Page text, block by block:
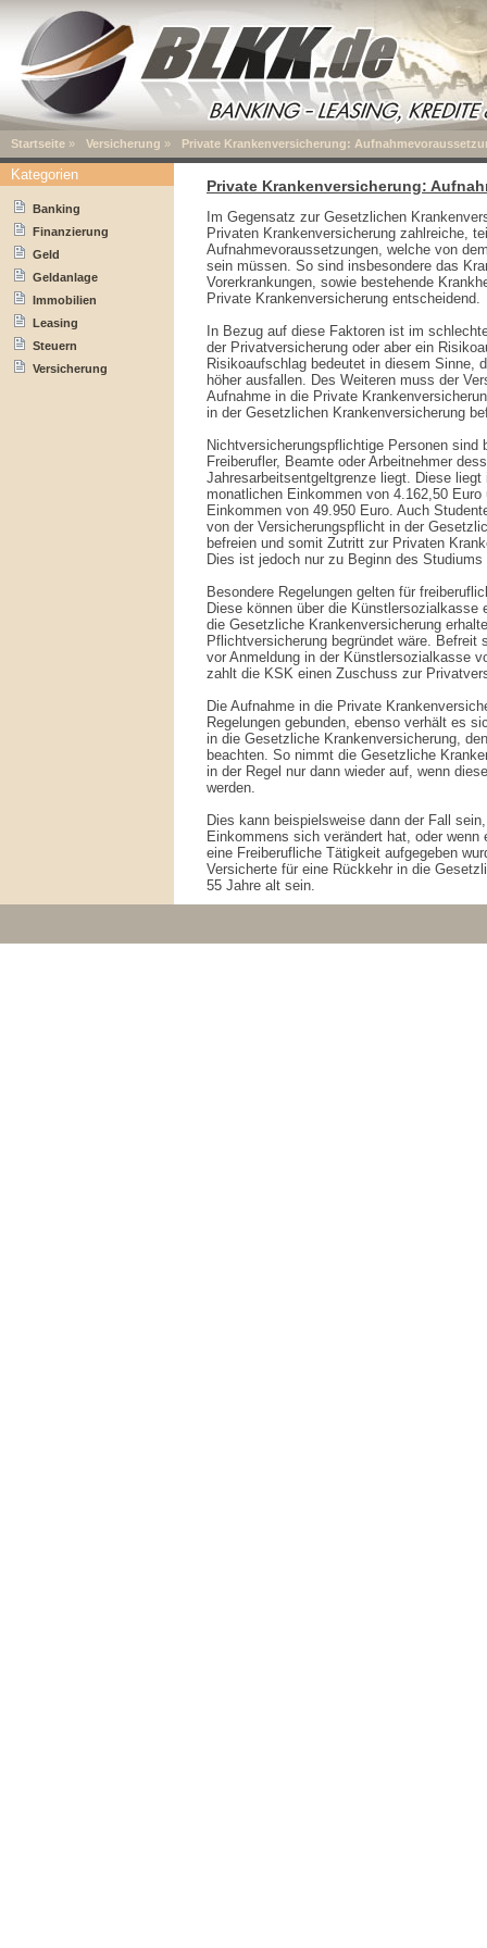
Startseite » Versicherung » Private Krankenversicherung:
Private Krankenversicherung:
Im Gegensatz zur Gesetzlichen
Privaten Krankenversicherung zahlreiche,
Aufnahmevoraussetzungen, welche von
sein müssen. So sind insbesondere das
Vorerkrankungen, sowie bestehende
Private Krankenversicherung entscheidend.
In Bezug auf diese Faktoren ist im
der Privatversicherung oder aber ein
Risikoaufschlag bedeutet in diesem Sinne,
höher ausfallen. Des Weiteren muss der
Aufnahme in die Private
in der Gesetzlichen Krankenversicherung
Nichtversicherungspflichtige Personen sind
Freiberufler, Beamte oder Arbeitnehmer
Jahresarbeitsentgeltgrenze liegt. Diese
monatlichen Einkommen von 4.162,50 Euro
Einkommen von 49.950 Euro. Auch
von der Versicherungspflicht in der
befreien und somit Zutritt zur Privaten
Dies ist jedoch nur zu Beginn des Studiums
Besondere Regelungen gelten für
Diese können über die
die Gesetzliche Krankenversicherung
Pflichtversicherung begründet wäre. Befreit
vor Anmeldung in der Künstlersozialkasse
zahlt die KSK einen Zuschuss zur
Die Aufnahme in die Private
Regelungen gebunden, ebenso verhält es
in die Gesetzliche Krankenversicherung,
beachten. So nimmt die Gesetzliche
in der Regel nur dann wieder auf, wenn
werden.
Dies kann beispielsweise dann der Fall
Einkommens sich verändert hat, oder
eine Freiberufliche Tätigkeit aufgegeben
Versicherte für eine Rückkehr in die
55 Jahre alt sein.
Kategorien
Banking
Finanzierung
Geld
Geldanlage
Immobilien
Leasing
Steuern
Versicherung